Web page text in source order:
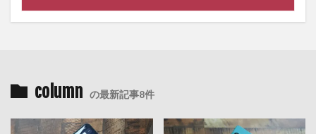
column の最新記事8件